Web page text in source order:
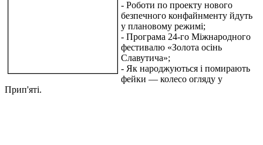
- Роботи по проекту нового
безпечного конфайнменту йдуть
у плановому режимі;
- Програма 24-го Міжнародного
фестивалю «Золота осінь
Славутича»;
- Як народжуються і помирають
фейки — колесо огляду у
Прип'яті.